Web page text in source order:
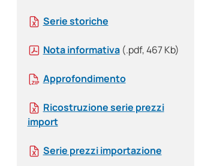
Serie storiche
Nota informativa (.pdf, 467 Kb)
Approfondimento
Ricostruzione serie prezzi
import
Serie prezzi importazione